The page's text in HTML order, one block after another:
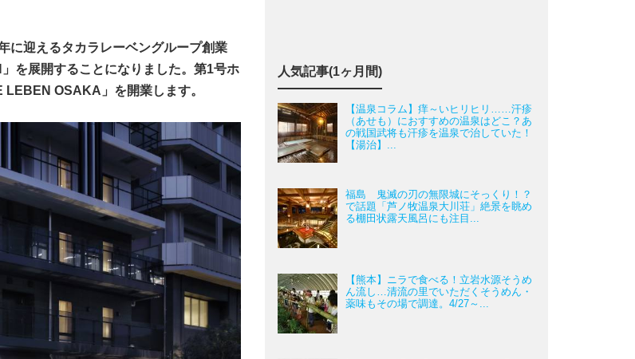
に迎えるタカラレーベングループ創業
を展開することになりました。第1号ホ
OSAKA」を開業します。
人気記事(1ヶ月間)
【温泉コラム】痒～いヒリヒリ……汗疹
（あせも）におすすめの温泉はどこ？あ
の戦国武将も汗疹を温泉で治していた！
【湯治】...
福島 鬼滅の刃の無限城にそっくり！？
で話題「芦ノ牧温泉大川荘」絶景を眺め
る棚田状露天風呂にも注目...
【熊本】ニラで食べる！立岩水源そうめ
ん流し…清流の里でいただくそうめん・
薬味もその場で調達。4/27～...